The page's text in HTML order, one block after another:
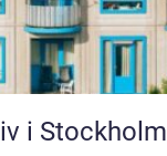
i Stockholm